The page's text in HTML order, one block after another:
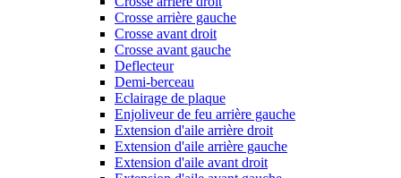
Crosse arrière gauche
Crosse avant droit
Crosse avant gauche
Deflecteur
Demi-berceau
Eclairage de plaque
Enjoliveur de feu arrière gauche
Extension d'aile arrière droit
Extension d'aile arrière gauche
Extension d'aile avant droit